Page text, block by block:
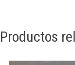
Productos